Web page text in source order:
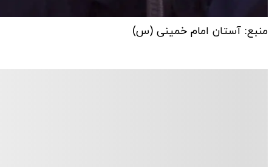
منبع: آستان امام خمینی (س)